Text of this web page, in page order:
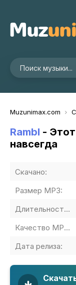
Muzunimax.com
Rambl -
навсегда
Скачано:
Размер MP3:
Длительность MP3:
Качество MP3:
Дата релиза: